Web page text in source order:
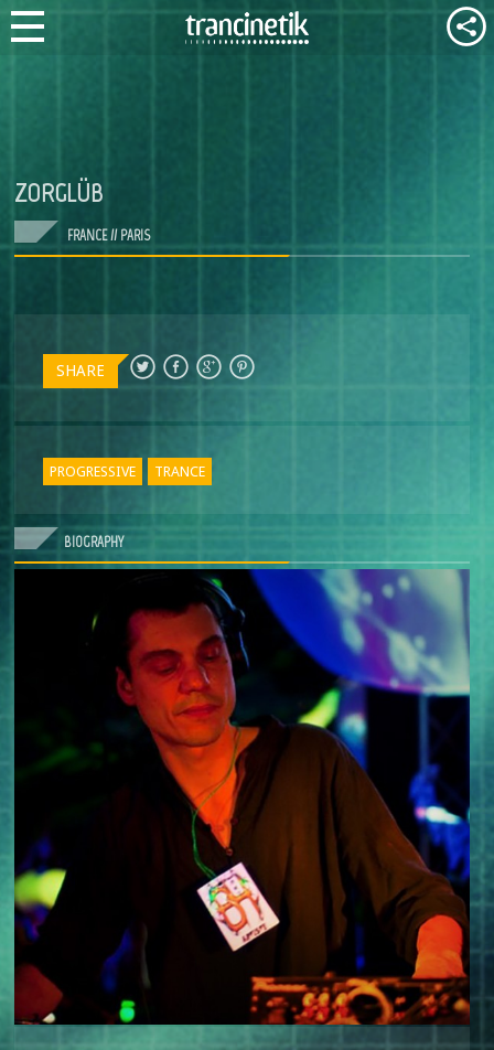
ZORGLÜB
FRANCE // PARIS
SHARE
PROGRESSIVE TRANCE
BIOGRAPHY